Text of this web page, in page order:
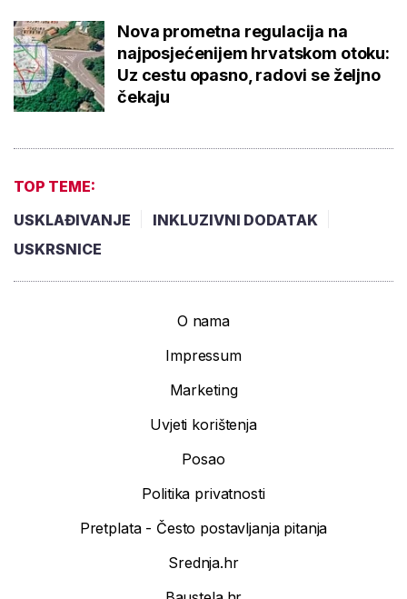
Nova prometna regulacija na
najposjećenijem hrvatskom otoku:
Uz cestu opasno, radovi se željno
čekaju
TOP TEME:
USKLAĐIVANJE
INKLUZIVNI DODATAK
USKRSNICE
O nama
Impressum
Marketing
Uvjeti korištenja
Posao
Politika privatnosti
Pretplata - Često postavljanja pitanja
Srednja.hr